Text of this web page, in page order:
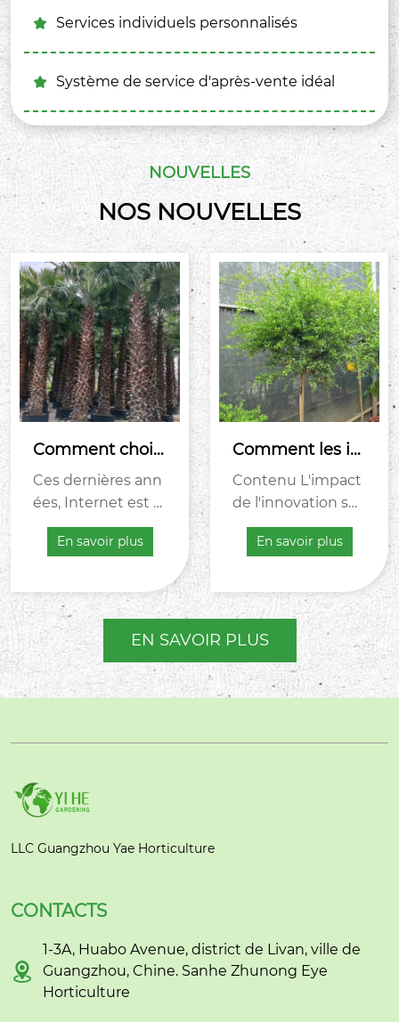
 Services individuels personnalisés
 Système de service d'après-vente idéal
NOUVELLES
NOS NOUVELLES
Comment choisi
r un fournisseur
d'usine en lign
e?
Ces dernières ann
ées, Internet est d
evenu la principal
e source de ...
En savoir plus
Comment les in
novations affect
ent-elles le mar
ché Ficus?
Contenu L'impact
de l'innovation sur
le marché technol
ogique de la tech
En savoir plus
EN SAVOIR PLUS
LLC Guangzhou Yae Horticulture
CONTACTS

1-3A, Huabo Avenue, district de Livan, ville de
Guangzhou, Chine. Sanhe Zhunong Eye
Horticulture